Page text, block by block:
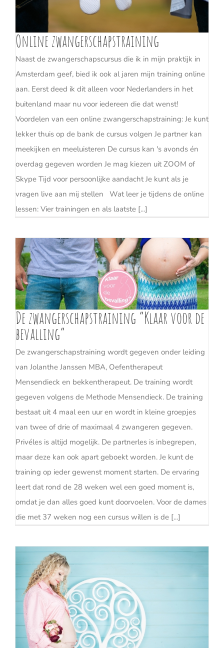
Online zwangerschapstraining
Naast de zwangerschapscursus die ik in mijn praktijk in
Amsterdam geef, bied ik ook al jaren mijn training online
aan. Eerst deed ik dit alleen voor Nederlanders in het
buitenland maar nu voor iedereen die dat wenst!
Voordelen van een online zwangerschapstraining: Je kunt
lekker thuis op de bank de cursus volgen Je partner kan
meekijken en meeluisteren De cursus kan 's avonds én
overdag gegeven worden Je mag kiezen uit ZOOM of
Skype Tijd voor persoonlijke aandacht Je kunt als je
vragen live aan mij stellen Wat leer je tijdens de online
lessen: Vier trainingen en als laatste [...]
De zwangerschapstraining “Klaar voor de
bevalling”
De zwangerschapstraining wordt gegeven onder leiding
van Jolanthe Janssen MBA, Oefentherapeut
Mensendieck en bekkentherapeut. De training wordt
gegeven volgens de Methode Mensendieck. De training
bestaat uit 4 maal een uur en wordt in kleine groepjes
van twee of drie of maximaal 4 zwangeren gegeven.
Privéles is altijd mogelijk. De partnerles is inbegrepen,
maar deze kan ook apart geboekt worden. Je kunt de
training op ieder gewenst moment starten. De ervaring
leert dat rond de 28 weken wel een goed moment is,
omdat je dan alles goed kunt doorvoelen. Voor de dames
die met 37 weken nog een cursus willen is de [...]